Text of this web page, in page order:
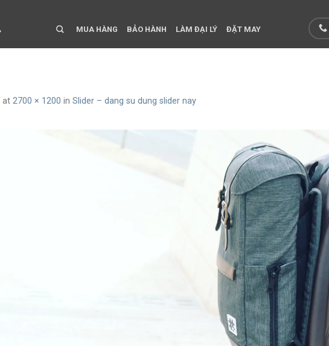
MUA HÀNG BẢO HÀNH LÀM ĐẠI LÝ ĐẶT MAY
at 2700 × 1200 in Slider – dang su dung slider nay